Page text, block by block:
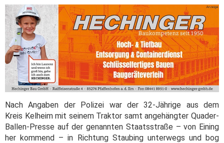
Nach Angaben der Polizei war der 32-Jährige aus dem
Kreis Kelheim mit seinem Traktor samt angehängter Quader-
Ballen-Presse auf der genannten Staatsstraße – von Eining
her kommend – in Richtung Staubing unterwegs und bog